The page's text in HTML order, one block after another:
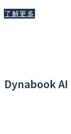
了解更多
Dynabook AI